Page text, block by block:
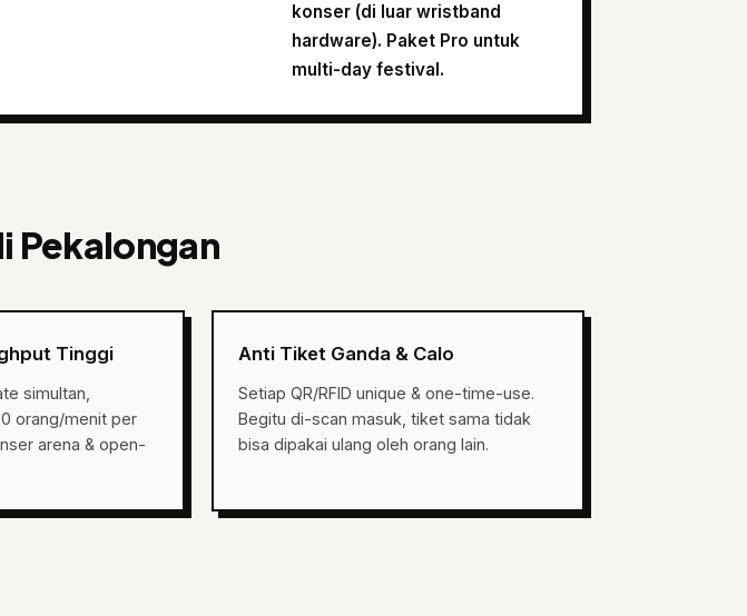
konser (di luar wristband
hardware). Paket Pro untuk
multi-day festival.
Pekalongan
Tinggi
simultan,
orang/menit per
arena & open-
Anti Tiket Ganda & Calo
Setiap QR/RFID unique & one-time-use.
Begitu di-scan masuk, tiket sama tidak
bisa dipakai ulang oleh orang lain.